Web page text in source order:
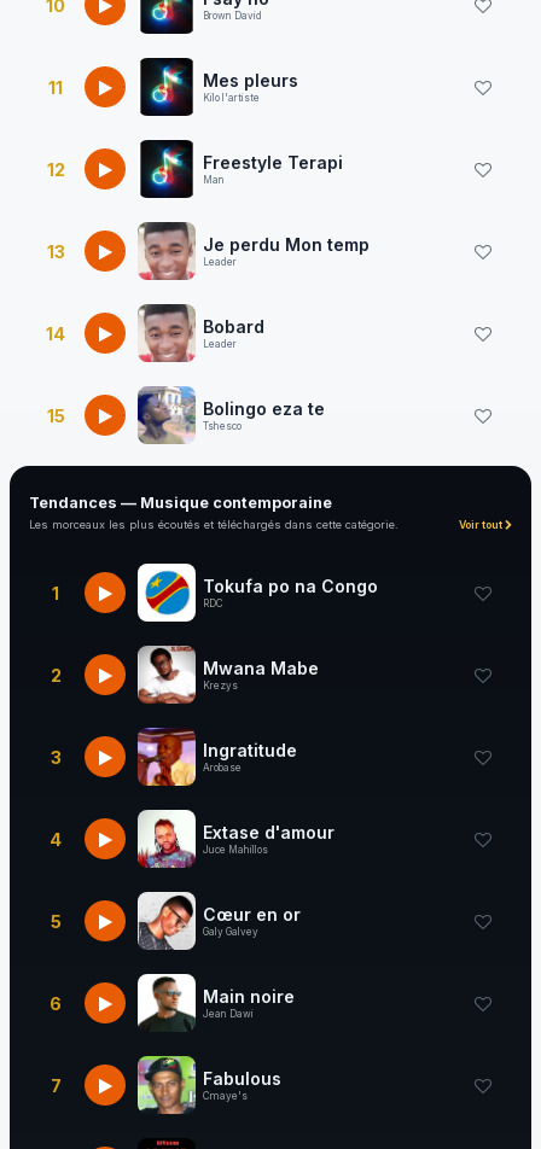
10
Brown David
11 Mes pleurs
Kilo l'artiste
12 Freestyle Terapi
Man
13 Je perdu Mon temp
Leader
14 Bobard
Leader
15 Bolingo eza te
Tshesco
Tendances — Musique contemporaine
Les morceaux les plus écoutés et téléchargés dans cette catégorie. Voir tout
1 Tokufa po na Congo
RDC
2 Mwana Mabe
Krezys
3 Ingratitude
Arobase
4 Extase d'amour
Juce Mahillos
5 Cœur en or
Galy Galvey
6 Main noire
Jean Dawi
7 Fabulous
Cmaye's